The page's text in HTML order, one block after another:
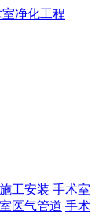
工安装 手术室
医气管道 手术